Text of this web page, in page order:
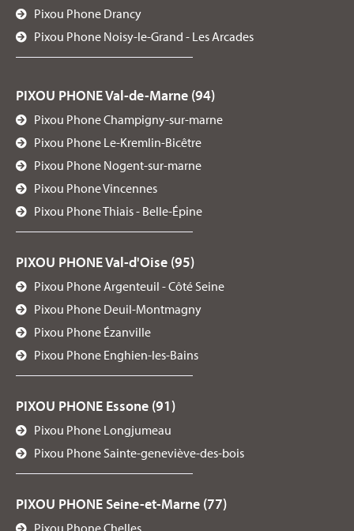
PIXOU PHONE - LE KREMLIN-BICETRE
14 Avenue de Fontainebleau, 94270, LE KREMLIN-BICETRE, France
01 43 90 19 45
Visitez la page du centre
PIXOU PHONE - LONGJUMEAU
81 Rue du Président François Mitterrand, 91160, LONGJUMEAU, France
01 69 30 83 78
Visitez la page du centre
PIXOU PHONE - LYON 7ÈME
54 Cr Gambetta, 69007, LYON 7ÈME, France
04 72 94 98 70
171 Cr Lieutaud, 13006, MARSEILLE, France
04 91 81 80 32
Pixou Phone Drancy
Pixou Phone Noisy-le-Grand - Les Arcades
PIXOU PHONE Val-de-Marne (94)
Pixou Phone Champigny-sur-marne
Pixou Phone Le-Kremlin-Bicêtre
Pixou Phone Nogent-sur-marne
Pixou Phone Vincennes
Pixou Phone Thiais - Belle-Épine
PIXOU PHONE Val-d'Oise (95)
Pixou Phone Argenteuil - Côté Seine
Pixou Phone Deuil-Montmagny
Pixou Phone Ézanville
Pixou Phone Enghien-les-Bains
PIXOU PHONE Essone (91)
Pixou Phone Longjumeau
Pixou Phone Sainte-geneviève-des-bois
PIXOU PHONE Seine-et-Marne (77)